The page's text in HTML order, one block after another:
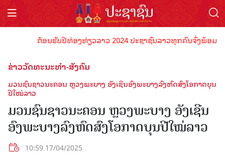
ຕ້ອນຮັບປີທ່ອງທ່ຽວລາວ 2024 ປະຊາຊົນລາວທຸກຄົນຈົ່ງພ້ອມເປັ
ຂ່າວວັດທະນະທຳ-ສັງຄົມ
ມວນຊົນຊາວນະຄອນ ຫຼວງພະບາງ ອັງເຊີນອົງພະບາງລົງຫົດສົງໂອກາດບຸນ
ປີໃໝ່ລາວ
ມວນຊົນຊາວນະຄອນ ຫຼວງພະບາງ ອັງເຊີນ
ອົງພະບາງລົງຫົດສົງໂອກາດບຸນປີໃໝ່ລາວ
10:59 17/04/2025